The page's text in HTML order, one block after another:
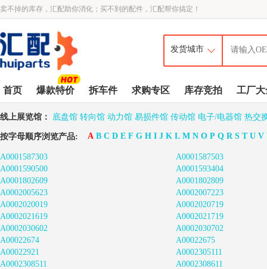
卖不掉的库存，汇配助你消化；买不到的配件，汇配帮你搞定！
首页 爆款特价 拆车件 求购专区 库存竞拍 工厂大
线上展览馆： 底盘馆 转向馆 动力馆 易损件馆 传动馆 电子/电器馆 热交
按字母顺序浏览产品: A B C D E F G H I J K L M N O P Q R S T U V
A0001587303
A0001587503
A0001590500
A0001593404
A0001802609
A0001802809
A0002005623
A0002007223
A0002020019
A0002020719
A0002021619
A0002021719
A0002030602
A0002030702
A00022674
A00022675
A00022921
A0002305111
A0002308511
A0002308611